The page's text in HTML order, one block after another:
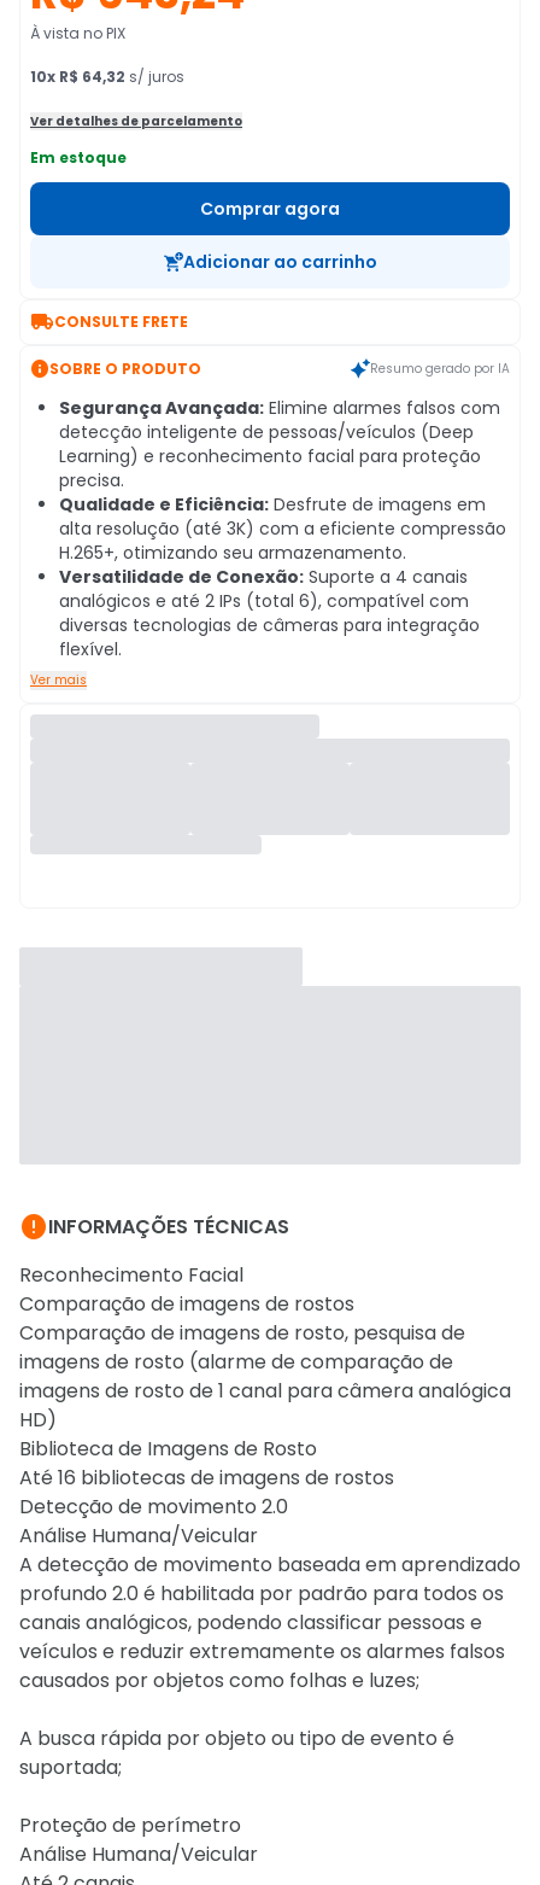
À vista no PIX
10x R$ 64,32 s/ juros
Ver detalhes de parcelamento
Em estoque
Comprar agora
Adicionar ao carrinho
CONSULTE FRETE
SOBRE O PRODUTO Resumo gerado por IA
Segurança Avançada: Elimine alarmes falsos com
detecção inteligente de pessoas/veículos (Deep
Learning) e reconhecimento facial para proteção
precisa.
Qualidade e Eficiência: Desfrute de imagens em
alta resolução (até 3K) com a eficiente compressão
H.265+, otimizando seu armazenamento.
Versatilidade de Conexão: Suporte a 4 canais
analógicos e até 2 IPs (total 6), compatível com
diversas tecnologias de câmeras para integração
flexível.
Ver mais
INFORMAÇÕES TÉCNICAS
Reconhecimento Facial
Comparação de imagens de rostos
Comparação de imagens de rosto, pesquisa de
imagens de rosto (alarme de comparação de
imagens de rosto de 1 canal para câmera analógica
HD)
Biblioteca de Imagens de Rosto
Até 16 bibliotecas de imagens de rostos
Detecção de movimento 2.0
Análise Humana/Veicular
A detecção de movimento baseada em aprendizado
profundo 2.0 é habilitada por padrão para todos os
canais analógicos, podendo classificar pessoas e
veículos e reduzir extremamente os alarmes falsos
causados por objetos como folhas e luzes;
A busca rápida por objeto ou tipo de evento é
suportada;
Proteção de perímetro
Análise Humana/Veicular